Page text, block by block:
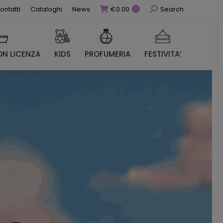
Cataloghi News €0.00 0 CercaSearch
LICENZA KIDS PROFUMERIA FESTIVITA’
LICENZA KIDS PROFUMERIA FESTIVITA’